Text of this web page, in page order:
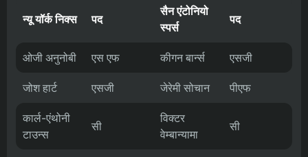
न्यू यॉर्क निक्स पद
सैन एंटोनियो
स्पर्स
पद
ओजी अनुनोबी एस एफ कीगन बार्न्स एसजी
जोश हार्ट एसजी जेरेमी सोचान पीएफ
कार्ल-एंथोनी
टाउन्स
सी
विक्टर
वेम्बान्यामा
सी